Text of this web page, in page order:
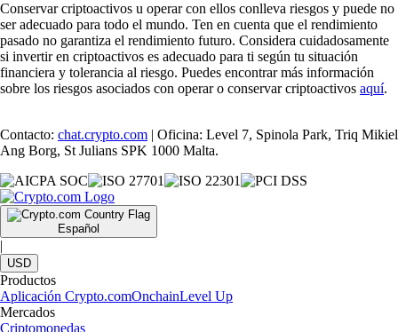
Conservar criptoactivos u operar con ellos conlleva riesgos y puede no
ser adecuado para todo el mundo. Ten en cuenta que el rendimiento
pasado no garantiza el rendimiento futuro. Considera cuidadosamente
si invertir en criptoactivos es adecuado para ti según tu situación
financiera y tolerancia al riesgo. Puedes encontrar más información
sobre los riesgos asociados con operar o conservar criptoactivos aquí.
Contacto: chat.crypto.com | Oficina: Level 7, Spinola Park, Triq Mikiel
Ang Borg, St Julians SPK 1000 Malta.
Español
|
USD
Productos
Aplicación Crypto.comOnchainLevel Up
Mercados
Criptomonedas